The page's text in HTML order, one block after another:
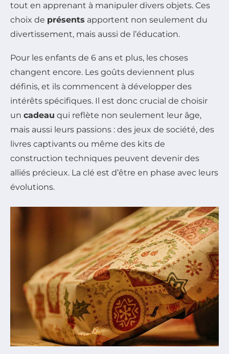
tout en apprenant à manipuler divers objets. Ces
choix de présents apportent non seulement du
divertissement, mais aussi de l’éducation.
Pour les enfants de 6 ans et plus, les choses
changent encore. Les goûts deviennent plus
définis, et ils commencent à développer des
intérêts spécifiques. Il est donc crucial de choisir
un cadeau qui reflète non seulement leur âge,
mais aussi leurs passions : des jeux de société, des
livres captivants ou même des kits de
construction techniques peuvent devenir des
alliés précieux. La clé est d’être en phase avec leurs
évolutions.